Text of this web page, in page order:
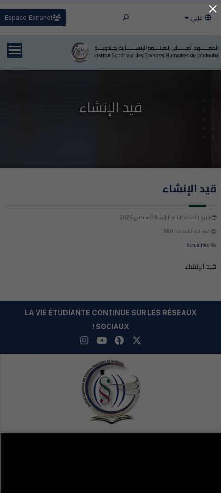
عربي Espace Extranet
قيد الإنشاء
قيد الإنشاء
تاريخ التحديث الأخير: الأحد 9 أغسطس 2026
عدد المشاهدات: 360
Actualités
قيد الإنشاء
LA VIE ÉTUDIANTE CONTINUE SUR LES RÉSEAUX
SOCIAUX !
×